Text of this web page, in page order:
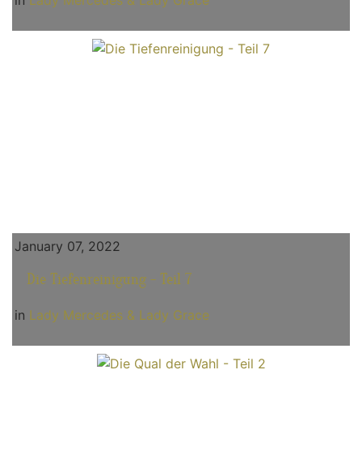
January 07, 2022
Die Tiefenreinigung - Teil 7
in Lady Mercedes & Lady Grace